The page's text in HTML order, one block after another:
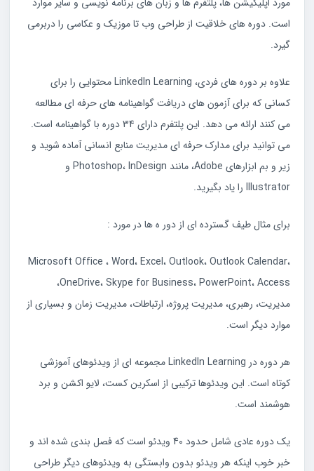
است. دوره های خلاقیت از طراحی وب تا موزیک و عکاسی را دربرمی
گیرد.
علاوه بر دوره های فردی، LinkedIn Learning محتوایی را برای
کسانی که برای آزمون های دریافت گواهینامه های حرفه ای مطالعه
می کنند ارائه می دهد. این پلتفرم دارای 34 دوره با گواهینامه است.
می توانید برای مدارک حرفه ای مدیریت منابع انسانی آماده شوید و
زیر و بم ابزارهای Adobe، مانند Photoshop، InDesign و
Illustrator را یاد بگیرید.
برای مثال طیف گسترده ای از دور ه ها در مورد :
Microsoft Office ، Word، Excel، Outlook، Outlook Calendar،
OneDrive، Skype for Business، PowerPoint، Access،
مدیریت، رهبری، مدیریت پروژه، ارتباطات، مدیریت زمان و بسیاری از
موارد دیگر است.
هر دوره در LinkedIn Learning مجموعه ای از ویدئوهای آموزشی
کوتاه است. این ویدئوها ترکیبی از اسکرین کست، لایو اکشن و برد
هوشمند است.
یک دوره عادی شامل حدود 40 ویدئو است که فصل بندی شده اند و
خبر خوب اینکه هر ویدئو بدون وابستگی به ویدئوهای دیگر طراحی